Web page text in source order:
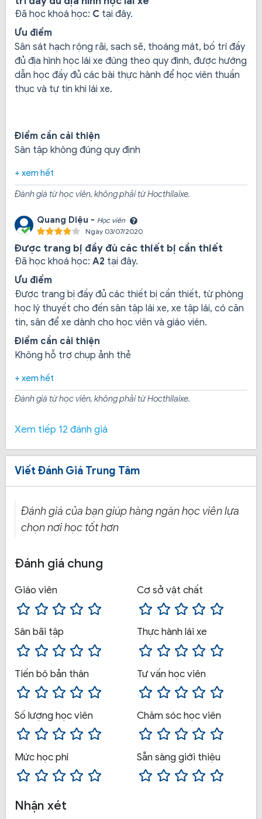
Khóa học lái xe mô tô hạng A2:
cảm ứng của trung tâm, học và thi trên sân sát hạch của
chính trung tâm mà không phải học nhờ sân của nơi
khác, được miễn phí khám sức khỏe.
Khóa học bằng lái xe hạng B1:
phần mềm học ôn cả lý thuyết và thực hành trên điện
thoại, học vào ngày cuối tuần không thu thêm phí.
Khóa học lái xe ô tô hạng B2:Miễn phí khám sức
khỏe, khi đăng ký nhóm nhiều người sẽ được miễn
giảm học phí, học trên xe ô tô đời mới, xe được trang bị
cần đủ các thiết bị, xe được kiểm tra và bảo dưỡng
trặc hay gặp phải tình huống bất ngờ khi tập lái xe.
Đã học khoá học: C tại đây.
Ưu điểm
Sân sát hạch rộng rãi, sạch sẽ, thoáng mát, bố trí đầy
đủ địa hình học lái xe đúng theo quy định, được hướng
dẫn học đầy đủ các bài thực hành để học viên thuần
thục và tự tin khi lái xe.
Điểm cần cải thiện
Sân tập không đúng quy định
+ xem hết
Đánh giá từ học viên, không phải từ Hocthilaixe.
Quang Diệu - Học viên
Ngày 03/07/2020
Được trang bị đầy đủ các thiết bị cần thiết
Đã học khoá học: A2 tại đây.
Ưu điểm
Được trang bị đầy đủ các thiết bị cần thiết, từ phòng
học lý thuyết cho đến sân tập lái xe, xe tập lái, có căn
tin, sân để xe dành cho học viên và giáo viên.
Điểm cần cải thiện
Không hỗ trợ chụp ảnh thẻ
+ xem hết
Đánh giá từ học viên, không phải từ Hocthilaixe.
Xem tiếp 12 đánh giá
Viết Đánh Giá Trung Tâm
Đánh giá của bạn giúp hàng ngàn học viên lựa
chọn nơi học tốt hơn
Đánh giá chung
Giáo viên Cơ sở vật chất
Sân bãi tập Thực hành lái xe
Tiến bộ bản thân Tư vấn học viên
Số lượng học viên Chăm sóc học viên
Mức học phí Sẵn sàng giới thiệu
Nhận xét